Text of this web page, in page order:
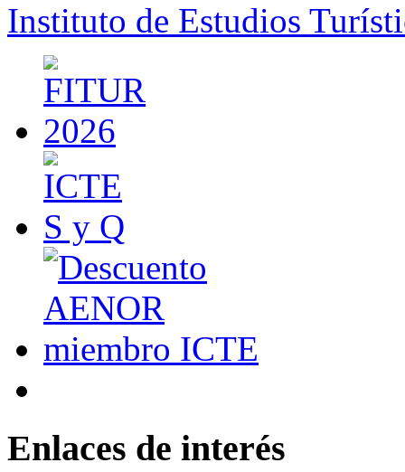
Instituto de Estudios
Enlaces de interés